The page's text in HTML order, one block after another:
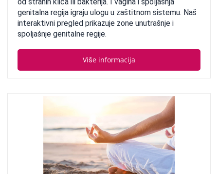
genitalna regija igraju ulogu u zaštitnom sistemu. Naš
interaktivni pregled prikazuje zone unutrašnje i
spoljašnje genitalne regije.
Više informacija